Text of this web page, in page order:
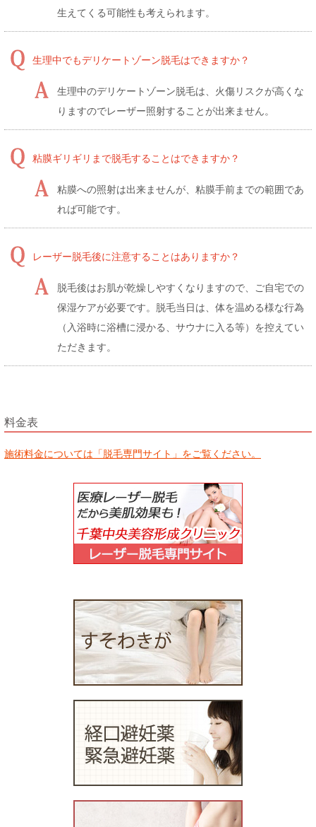
生えてくる可能性も考えられます。
生理中でもデリケートゾーン脱毛はできますか？
生理中のデリケートゾーン脱毛は、火傷リスクが高くな
りますのでレーザー照射することが出来ません。
粘膜ギリギリまで脱毛することはできますか？
粘膜への照射は出来ませんが、粘膜手前までの範囲であ
れば可能です。
レーザー脱毛後に注意することはありますか？
脱毛後はお肌が乾燥しやすくなりますので、ご自宅での
保湿ケアが必要です。脱毛当日は、体を温める様な行為
（入浴時に浴槽に浸かる、サウナに入る等）を控えてい
ただきます。
料金表
施術料金については「脱毛専門サイト」をご覧ください。